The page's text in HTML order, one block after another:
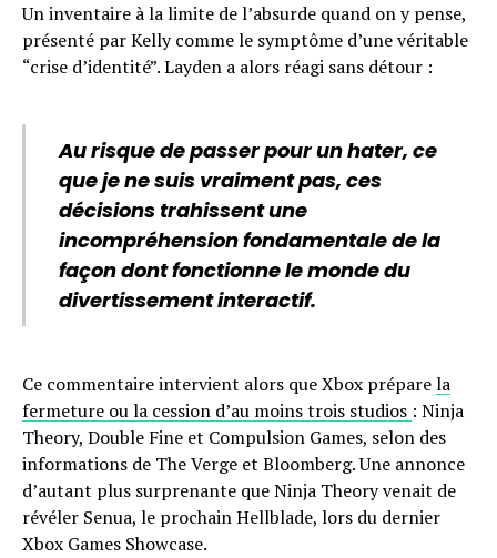
Un inventaire à la limite de l’absurde quand on y pense,
présenté par Kelly comme le symptôme d’une véritable
“crise d’identité”. Layden a alors réagi sans détour :
Au risque de passer pour un hater, ce
que je ne suis vraiment pas, ces
décisions trahissent une
incompréhension fondamentale de la
façon dont fonctionne le monde du
divertissement interactif.
Ce commentaire intervient alors que Xbox préparela
fermeture ou la cession d’au moins trois studios : Ninja
Theory, Double Fine et Compulsion Games, selon des
informations de The Verge et Bloomberg. Une annonce
d’autant plus surprenante que Ninja Theory venait de
révéler Senua, le prochain Hellblade, lors du dernier
Xbox Games Showcase.